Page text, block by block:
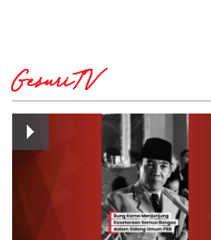
GesuriTV